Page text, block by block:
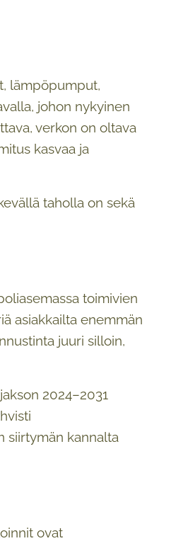
lämpöpumput,
johon nykyinen
verkon on oltava
kasvaa ja
taholla on sekä
toimivien
asiakkailta enemmän
juuri silloin,
2024–2031
siirtymän kannalta
ovat